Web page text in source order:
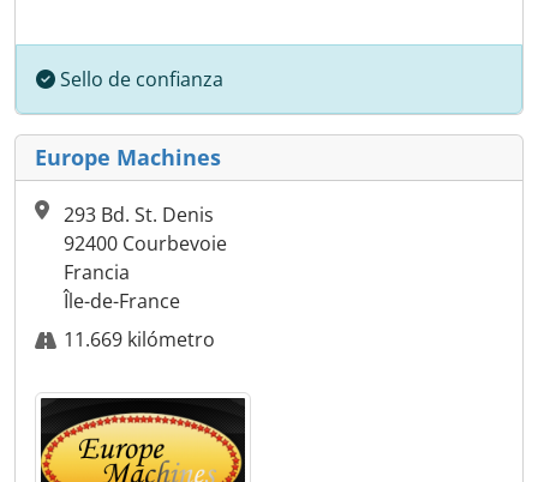
Sello de confianza
Europe Machines
293 Bd. St. Denis
92400 Courbevoie
Francia
Île-de-France
11.669 kilómetro